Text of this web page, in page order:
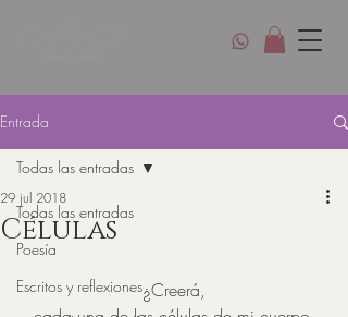
Entrada
Todas las entradas
Poesía
Escritos y reflexiones
Todas las entradas
Células
29 jul 2018
¿Creerá,